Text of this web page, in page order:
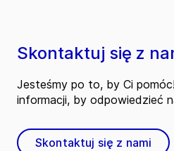
Skontaktuj się z
Jesteśmy po to, by Ci
informacji, by odpowiedzieć
Skontaktuj się z nami